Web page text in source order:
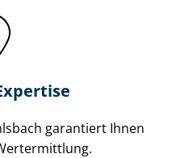
garantiert Ihnen